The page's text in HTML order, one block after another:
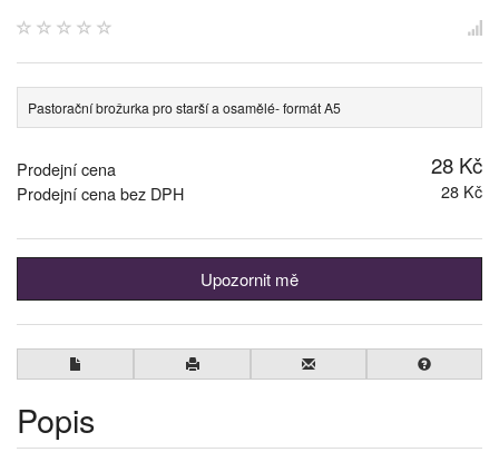
Pastorační brožurka pro starší a osamělé- formát A5
Prodejní cena 28 Kč
Prodejní cena bez DPH 28 Kč
Upozornit mě
Popis